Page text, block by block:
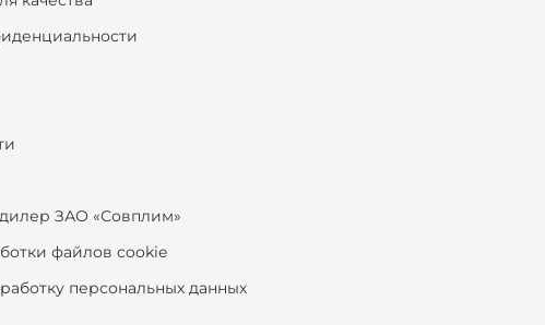
ЗАО «Совплим»
файлов cookie
персональных данных